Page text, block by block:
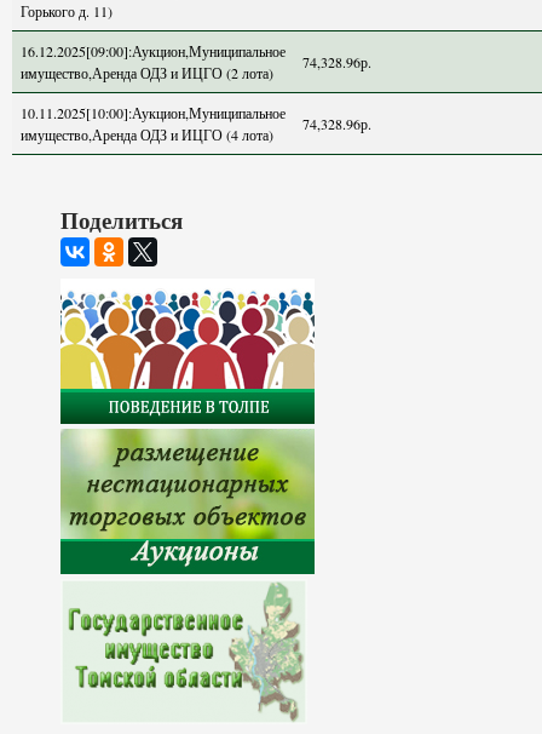
Горького д. 11)
16.12.2025[09:00]:Аукцион,Муниципальное
имущество,Аренда ОДЗ и ИЦГО (2 лота)
74,328.96р.
10.11.2025[10:00]:Аукцион,Муниципальное
имущество,Аренда ОДЗ и ИЦГО (4 лота)
74,328.96р.
Поделиться